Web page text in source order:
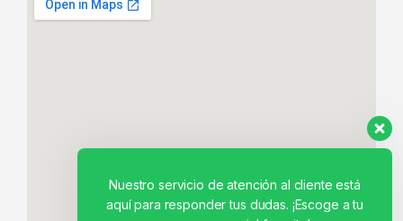
Nuestro servicio de atención al cliente está
aquí para responder tus dudas. ¡Escoge a tu